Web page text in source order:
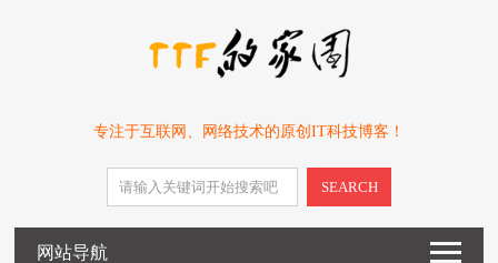
专注于互联网、网络技术的原创IT科技博客！
SEARCH
网站导航